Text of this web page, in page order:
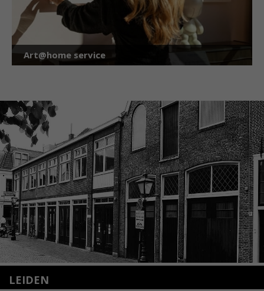
Art@home service
LEIDEN